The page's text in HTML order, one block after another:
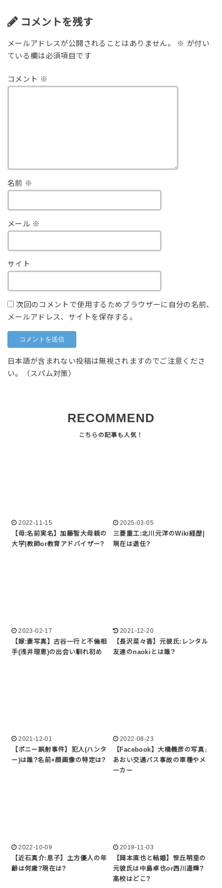
コメントを残す
メールアドレスが公開されることはありません。 ※ が付い
ている欄は必須項目です
コメント ※
名前 ※
メール ※
サイト
次回のコメントで使用するためブラウザーに自分の名前、
メールアドレス、サイトを保存する。
日本語が含まれない投稿は無視されますのでご注意くださ
い。（スパム対策）
RECOMMEND
2022-11-15
【母:名前実名】加藤智大母親の
大学|教師or教育アドバイザー?
2025-03-05
三菱重工:北川元洋のWiki経歴|
現在は退任?
2023-02-17
【嫁:妻写真】古谷一行と不倫相
手(浅井理恵)の出会い馴れ初め
2021-12-20
【長沢菜々香】元彼氏:レンタル
友達のnaokiとは誰?
2021-12-01
【ポニー誤射事件】犯人(ハンタ
ー)は誰?名前+顔画像の特定は?
2022-08-23
【Facebook】大橋義彦の写真↓
あおい交通バス事故の車種やメ
ーカー
2022-10-09
【近石真介:息子】土方優人の年
齢は何歳?現在は?
2019-11-03
【岡本直也と結婚】笹丘明里の
元彼氏は中島卓也or西川遥輝?
高校はどこ?